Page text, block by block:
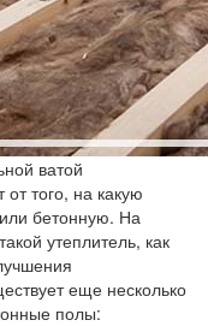
ватой
того, на какую
бетонную. На
утеплитель, как
еще несколько
полы: